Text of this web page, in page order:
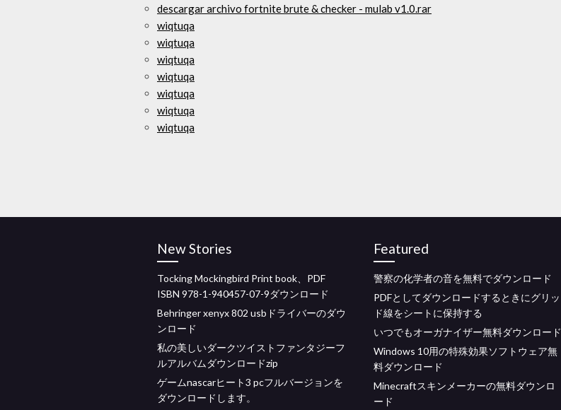
descargar archivo fortnite brute & checker - mulab v1.0.rar
wiqtuqa
wiqtuqa
wiqtuqa
wiqtuqa
wiqtuqa
wiqtuqa
wiqtuqa
New Stories
Tocking Mockingbird Print book、PDF
ISBN 978-1-940457-07-9ダウンロード
Behringer xenyx 802 usbドライバーのダウ
ンロード
私の美しいダークツイストファンタジーフ
ルアルバムダウンロードzip
ゲームnascarヒート3 pcフルバージョンを
ダウンロードします。
Featured
警察の化学者の音を無料でダウンロード
PDFとしてダウンロードするときにグリッ
ド線をシートに保持する
いつでもオーガナイザー無料ダウンロード
Windows 10用の特殊効果ソフトウェア無
料ダウンロード
Minecraftスキンメーカーの無料ダウンロ
ード